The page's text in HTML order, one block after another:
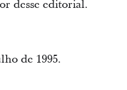
desse editorial.
de 1995.